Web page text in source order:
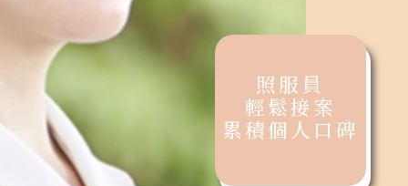
照服員
輕鬆接案
累積個人口碑